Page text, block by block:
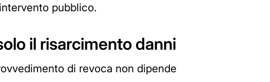
pubblico.
il risarcimento danni
di revoca non dipende